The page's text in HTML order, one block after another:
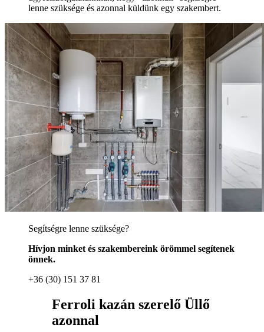
lenne szüksége és azonnal küldünk egy szakembert.
Segítségre lenne szüksége?
Hívjon minket és szakembereink örömmel segítenek
önnek.
+36 (30) 151 37 81
Ferroli kazán szerelő Üllő
azonnal